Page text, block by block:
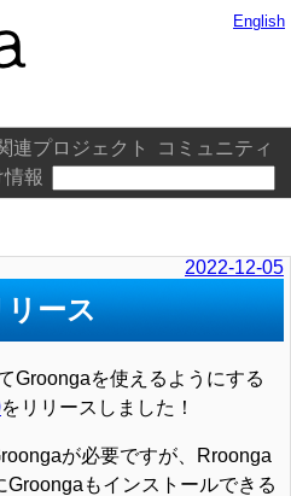
連プロジェクト
コミュニティ
報
English
2022-12-05
ース
Groongaを使えるようにする
をリリースしました！
が必要ですが、Rroonga
もインストールできる